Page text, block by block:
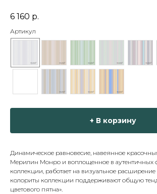
6 160 р.
Артикул
+ В корзину
Динамическое равновесие, навеянное
Мерилин Монро и воплощенное в аутентичных
коллекции, работает на визуальное расширение
колориты коллекции поддерживают общую
цветового пятна».